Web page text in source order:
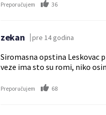
Preporučujem 36
zekan pre 14 godina
Siromasna opstina Leskovac
veze ima sto su romi, niko
Preporučujem 68